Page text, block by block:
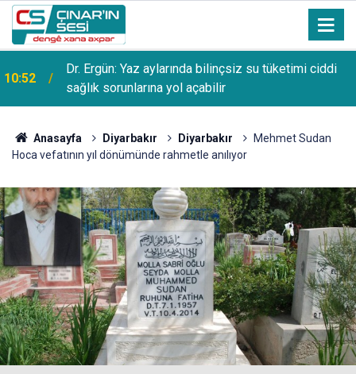
10:52
Dr. Ergün: Yaz aylarında bilinçsiz su tüketimi ciddi
sağlık sorunlarına yol açabilir
Anasayfa Diyarbakır Diyarbakır
Mehmet Sudan
Hoca vefatının yıl dönümünde rahmetle anılıyor